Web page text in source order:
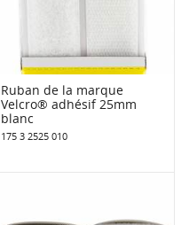
Ruban de la marque
Velcro® adhésif 25mm
blanc
175 3 2525 010